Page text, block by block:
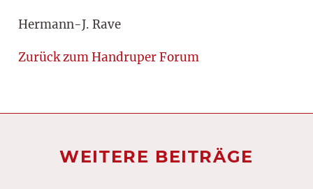
Hermann-J. Rave
Zurück zum Handruper Forum
WEITERE BEITRÄGE